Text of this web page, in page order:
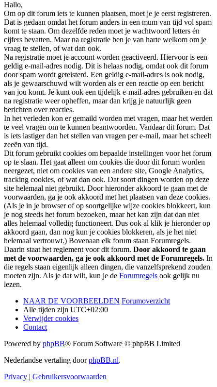
Hallo,
Om op dit forum iets te kunnen plaatsen, moet je je eerst registreren.
Dat is gedaan omdat het forum anders in een mum van tijd vol spam
komt te staan. Om dezelfde reden moet je wachtwoord letters én
cijfers bevatten. Maar na registratie ben je van harte welkom om je
vraag te stellen, of wat dan ook.
Na registratie moet je account worden geactiveerd. Hiervoor is een
geldig e-mail-adres nodig. Dit is helaas nodig, omdat ook dit forum
door spam wordt geteisterd. Een geldig e-mail-adres is ook nodig,
als je gewaarschuwd wilt worden als er een reactie op een bericht
van jou komt. Je kunt ook een tijdelijk e-mail-adres gebruiken en dat
na registratie weer opheffen, maar dan krijg je natuurlijk geen
berichten over reacties.
In het verleden kon er gemaild worden met vragen, maar het werden
te veel vragen om te kunnen beantwoorden. Vandaar dit forum. Dat
is iets lastiger dan het stellen van vragen per e-mail, maar het scheelt
zeeën van tijd.
Dit forum gebruikt cookies om bepaalde instellingen voor het forum
op te slaan. Het gaat alleen om cookies die door dit forum worden
neergezet, niet om cookies van een andere site, Google Analytics,
tracking cookies, of wat dan ook. Dat soort dingen worden op deze
site helemaal niet gebruikt. Door hieronder akkoord te gaan met de
voorwaarden, ga je ook akkoord met het plaatsen van deze cookies.
(Als je in je browser of op soortgelijke wijze cookies blokkeert, kun
je nog steeds het forum bezoeken, maar het kan zijn dat dan niet
alles helemaal volledig functioneert. Dus ook al klik je hieronder op
akkoord gaan, dan nog kun je cookies blokkeren, als je het niet
helemaal vertrouwt.) Bovenaan elk forum staan Forumregels.
Daarin staat het reglement voor dit forum. Door akkoord te gaan
met de voorwaarden, ga je ook akkoord met de Forumregels. In
die regels staan eigenlijk alleen dingen, die vanzelfsprekend zouden
moeten zijn. Als je dat wilt, kun je de Forumregels ook gelijk nu
lezen.
NAAR DE VOORBEELDEN Forumoverzicht
Alle tijden zijn UTC+02:00
Verwijder cookies
Contact
Powered by phpBB® Forum Software © phpBB Limited
Nederlandse vertaling doorphpBB.nl.
Privacy | Gebruikersvoorwaarden